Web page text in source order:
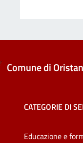
Comune di
CATEGORIE DI
Educazione e